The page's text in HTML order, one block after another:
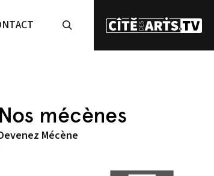
Nos mécènes
Mécène